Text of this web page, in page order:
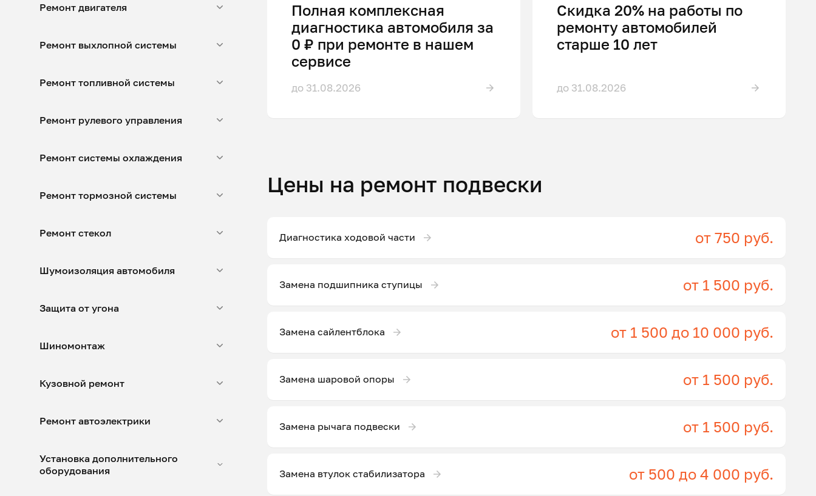
Ремонт двигателя
Ремонт выхлопной системы
Ремонт топливной системы
Ремонт рулевого управления
Ремонт системы охлаждения
Ремонт тормозной системы
Ремонт стекол
Шумоизоляция автомобиля
Защита от угона
Шиномонтаж
Кузовной ремонт
Ремонт автоэлектрики
Установка дополнительного
оборудования
Полная комплексная
диагностика автомобиля за
0 ₽ при ремонте в нашем
сервисе
до 31.08.2026
Скидка 20% на работы по
ремонту автомобилей
старше 10 лет
до 31.08.2026
Цены на ремонт подвески
Диагностика ходовой части от 750 руб.
Замена подшипника ступицы от 1 500 руб.
Замена сайлентблока от 1 500 до 10 000 руб.
Замена шаровой опоры от 1 500 руб.
Замена рычага подвески от 1 500 руб.
Замена втулок стабилизатора от 500 до 4 000 руб.